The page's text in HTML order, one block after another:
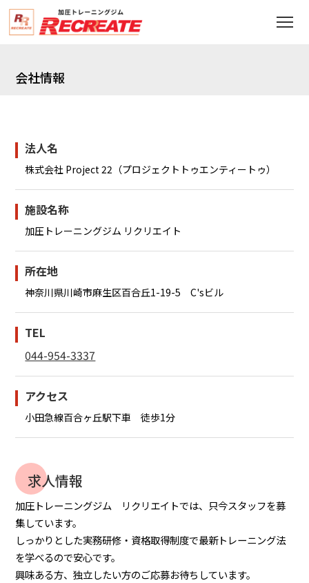
ストレッチの大切さ
加圧健康コラム
スタッフ紹介
会社情報
トピックス
リクリエイトFAQ
会社情報
法人名
株式会社 Project 22（プロジェクトトゥエンティートゥ）
施設名称
加圧トレーニングジム リクリエイト
所在地
神奈川県川崎市麻生区百合丘1-19-5 C'sビル
TEL
044-954-3337
アクセス
小田急線百合ヶ丘駅下車 徒歩1分
求人情報
加圧トレーニングジム リクリエイトでは、只今スタッフを募
集しています。
しっかりとした実務研修・資格取得制度で最新トレーニング法
を学べるので安心です。
興味ある方、独立したい方のご応募お待ちしています。